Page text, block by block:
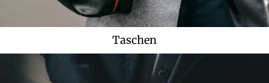
Taschen
Armbanduhren